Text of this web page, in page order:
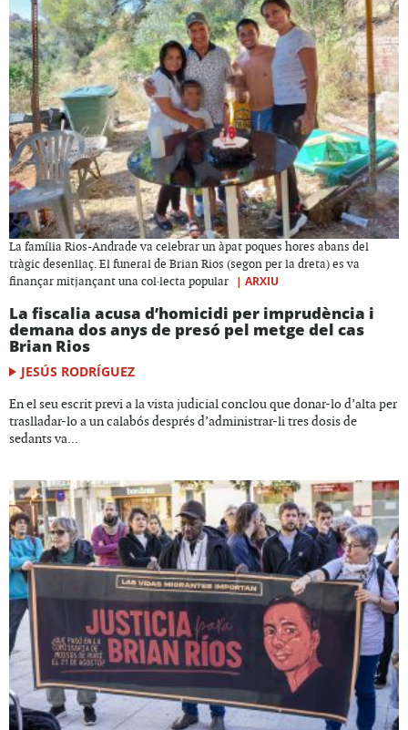
La família Rios-Andrade va celebrar un àpat poques hores abans del
tràgic desenllaç. El funeral de Brian Rios (segon per la dreta) es va
finançar mitjançant una col·lecta popular
| ARXIU
La fiscalia acusa d’homicidi per imprudència i
demana dos anys de presó pel metge del cas
Brian Rios
JESÚS RODRÍGUEZ
En el seu escrit previ a la vista judicial conclou que donar-lo d’alta per
traslladar-lo a un calabós després d’administrar-li tres dosis de
sedants va...